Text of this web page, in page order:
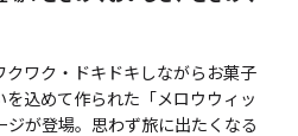
ワク・ドキドキしながらお菓子
込めて作られた「メロウウィッ
が登場。思わず旅に出たくなる